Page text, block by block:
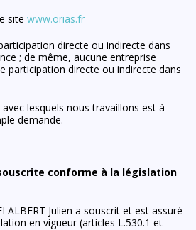
site www.orias.fr
directe ou indirecte dans
; de même, aucune entreprise
participation directe ou indirecte dans
lesquels nous travaillons est à
demande.
conforme à la législation
ALBERT Julien a souscrit et est assuré
en vigueur (articles L.530.1 et